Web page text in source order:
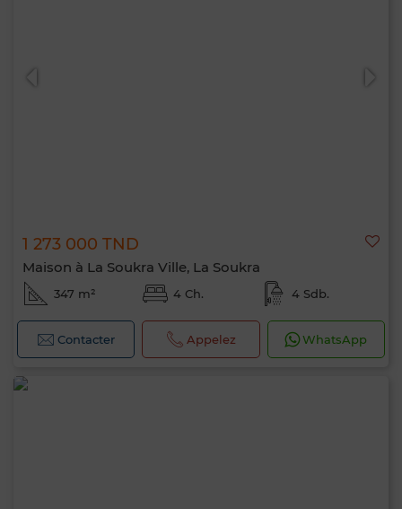
1 273 000 TND
Maison à La Soukra Ville, La Soukra
347 m² 4 Ch. 4 Sdb.
Contacter Appelez WhatsApp